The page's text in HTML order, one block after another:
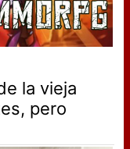
la vieja
pero